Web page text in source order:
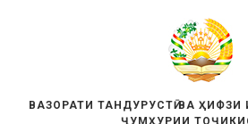
ВАЗОРАТИ ТАНДУРУСТӢ ВА
ҶУМҲУРИИ